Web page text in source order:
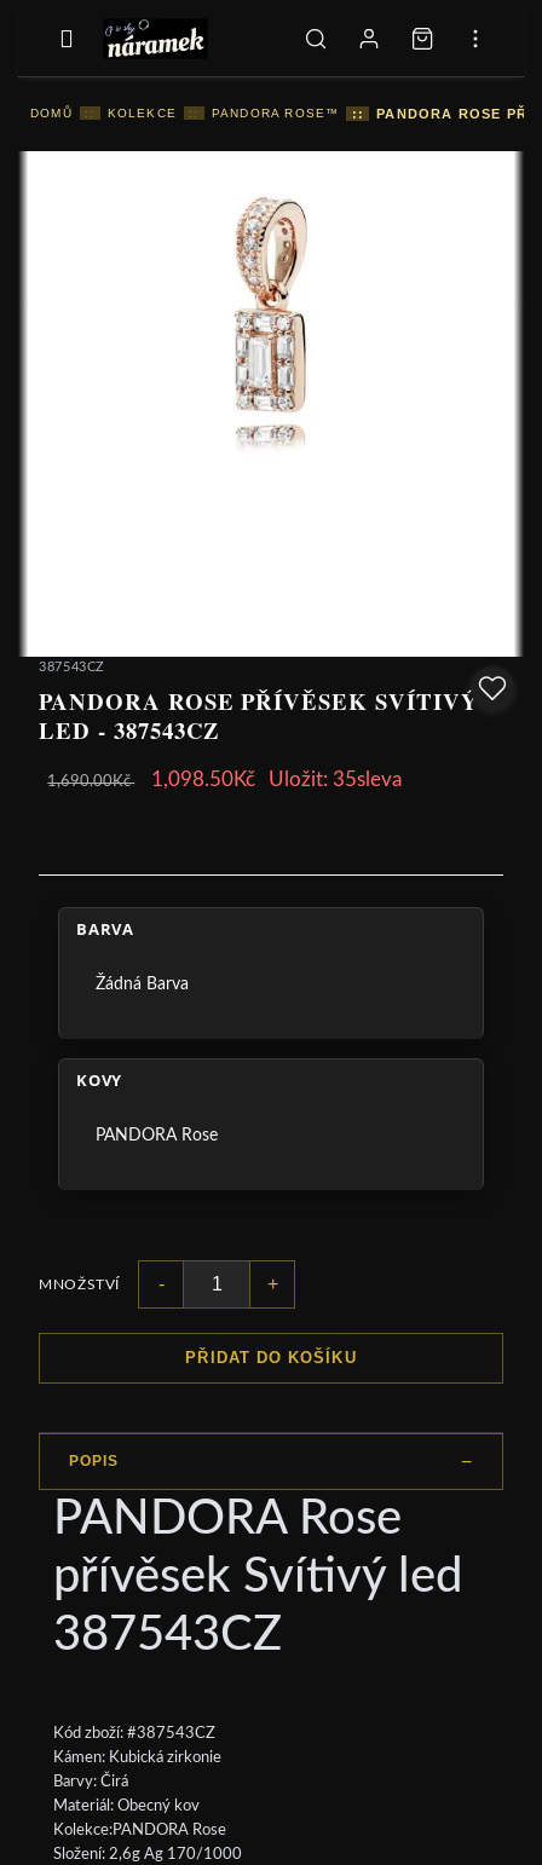
DOMŮ :: KOLEKCE :: PANDORA ROSE™ :: PANDORA ROSE
387543CZ
PANDORA ROSE PŘÍVĚSEK SVÍTIVÝ
LED - 387543CZ
1,690.00Kč 1,098.50Kč Uložit: 35sleva
BARVA
Žádná Barva
KOVY
PANDORA Rose
MNOŽSTVÍ - +
PŘIDAT DO KOŠÍKU
POPIS
PANDORA Rose
přívěsek Svítivý led
387543CZ
Kód zboží: #387543CZ
Kámen: Kubická zirkonie
Barvy: Čirá
Materiál: Obecný kov
Kolekce:PANDORA Rose
Složení: 2,6g Ag 170/1000